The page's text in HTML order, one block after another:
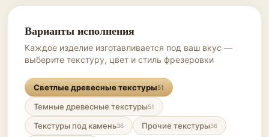
Варианты исполнения
Каждое изделие изготавливается под ваш вкус —
выберите текстуру, цвет и стиль фрезеровки
Светлые древесные текстуры51
Темные древесные текстуры51
Текстуры под камень36 Прочие текстуры36